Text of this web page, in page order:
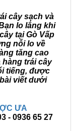
cây sạch và
lo lắng khi
tại Gò Vấp
nỗi lo về
tăng cao
hàng trái cây
tiếng, được
viết dưới
ƯA
- 0936 65 27